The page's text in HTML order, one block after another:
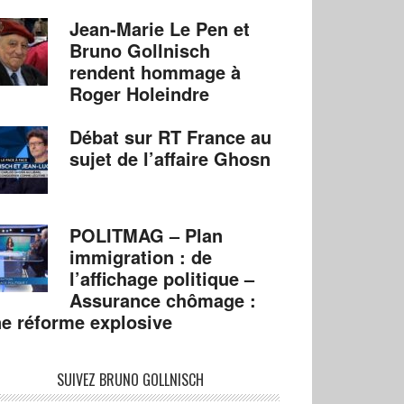
Jean-Marie Le Pen et
Bruno Gollnisch
rendent hommage à
Roger Holeindre
Débat sur RT France au
sujet de l’affaire Ghosn
POLITMAG – Plan
immigration : de
l’affichage politique –
Assurance chômage :
réforme explosive
SUIVEZ BRUNO GOLLNISCH